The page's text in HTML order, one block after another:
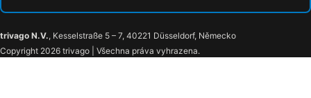
trivago N.V., Kesselstraße 5 – 7, 40221 Düsseldorf, Německo
Copyright 2026 trivago | Všechna práva vyhrazena.